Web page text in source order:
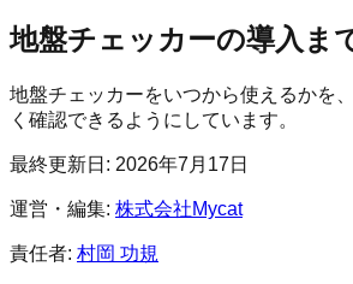
地盤チェッカーの導入ま
地盤チェッカーをいつから使えるかを
く確認できるようにしています。
最終更新日: 2026年7月17日
運営・編集: 株式会社Mycat
責任者: 村岡 功規